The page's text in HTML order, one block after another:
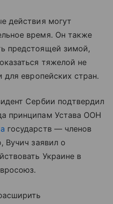
действия могут
время. Он также
предстоящей зимой,
тяжелой не
европейских стран.
Сербии подтвердил
принципам Устава ООН
государств — членов
Вучич заявил о
Украине в